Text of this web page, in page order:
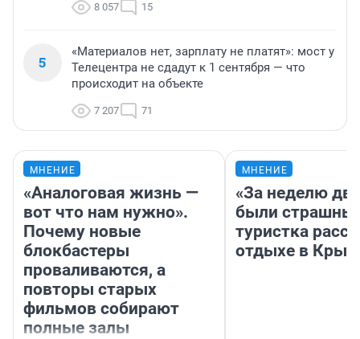
8 057 15
5
«Материалов нет, зарплату не платят»: мост у
Телецентра не сдадут к 1 сентября — что
происходит на объекте
7 207 71
МНЕНИЕ
«Аналоговая жизнь —
вот что нам нужно».
Почему новые
блокбастеры
проваливаются, а
повторы старых
фильмов собирают
полные залы
МНЕНИЕ
«За неделю
были
туристка
отдыхе в